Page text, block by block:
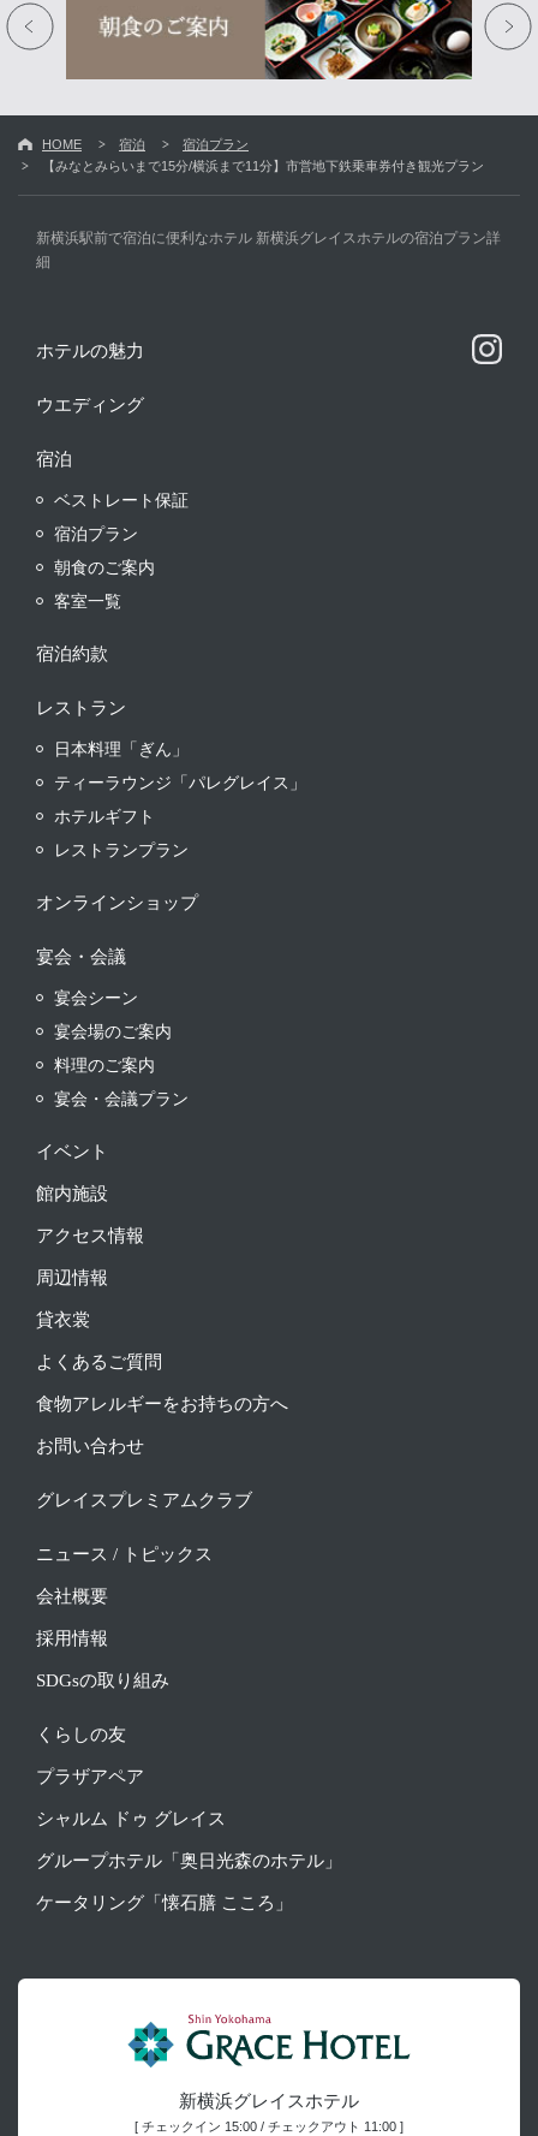
HOME 宿泊
宿泊プラン
【みなとみらいまで15分/横浜まで11分】市営地下鉄乗車券付き観光プラン
新横浜駅前で宿泊に便利なホテル 新横浜グレイスホテルの宿泊プラン詳
細
ホテルの魅力
ウエディング
宿泊
ベストレート保証
宿泊プラン
朝食のご案内
客室一覧
宿泊約款
レストラン
日本料理「ぎん」
ティーラウンジ「パレグレイス」
ホテルギフト
レストランプラン
オンラインショップ
宴会・会議
宴会シーン
宴会場のご案内
料理のご案内
宴会・会議プラン
イベント
館内施設
アクセス情報
周辺情報
貸衣裳
よくあるご質問
食物アレルギーをお持ちの方へ
お問い合わせ
グレイスプレミアムクラブ
ニュース / トピックス
会社概要
採用情報
SDGsの取り組み
くらしの友
プラザアペア
シャルム ドゥ グレイス
グループホテル「奥日光森のホテル」
ケータリング「懐石膳 こころ」
新横浜グレイスホテル
[ チェックイン 15:00 / チェックアウト 11:00 ]